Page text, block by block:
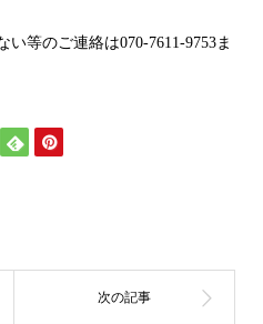
い等のご連絡は070-7611-9753ま